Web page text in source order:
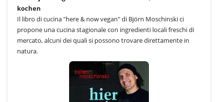
kochen
Il libro di cucina "here & now vegan" di Björn Moschinski ci
propone una cucina stagionale con ingredienti locali freschi di
mercato, alcuni dei quali si possono trovare direttamente in
natura.